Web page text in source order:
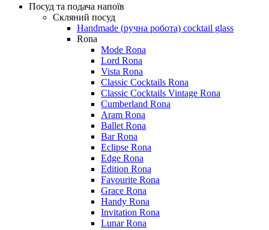
Посуд та подача напоїв
Скляний посуд
Handmade (ручна робота) cocktail glass
Rona
Mode Rona
Lord Rona
Vista Rona
Classic Cocktails Rona
Classic Cocktails Vintage Rona
Cumberland Rona
Aram Rona
Ballet Rona
Bar Rona
Eclipse Rona
Edge Rona
Edition Rona
Favourite Rona
Grace Rona
Handy Rona
Invitation Rona
Lunar Rona